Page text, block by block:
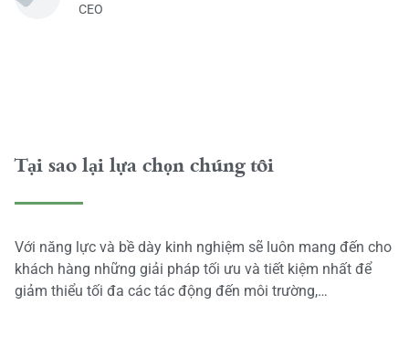
CEO
Tại sao lại lựa chọn chúng tôi
Với năng lực và bề dày kinh nghiệm sẽ luôn mang đến cho
khách hàng những giải pháp tối ưu và tiết kiệm nhất để
giảm thiểu tối đa các tác động đến môi trường,…